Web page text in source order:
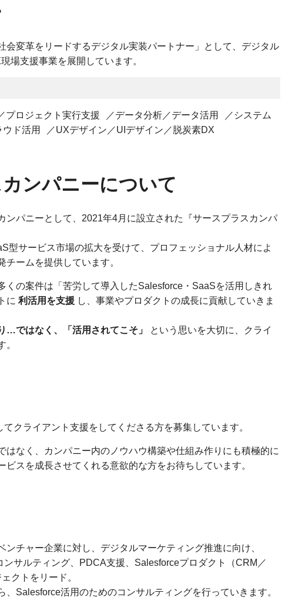
会変革をリードするデジタル実装パートナー」として、デジタル
場支援事業を展開しています。
プロジェクト実行支援 ／データ分析／データ活用 ／システム
ド活用 ／UXデザイン／UIデザイン／脱炭素DX
ンパニーについて
ンパニーとして、2021年4月に設立された『サースプラスカンパ
型サービス市場の拡大を受けて、プロフェッショナル人材によ
チームを提供しています。
くの案件は「苦労して導入したSalesforce・SaaSを活用しきれ
に 利活用を支援 し、事業やプロダクトの成長に貢献していきま
…ではなく、「活用されてこそ」
という思いを大切に、クライ
。
クライアント支援をしてくださる方を募集しています。
はなく、カンパニー内のノウハウ構築や仕組み作りにも積極的に
ビスを成長させてくれる意欲的な方をお待ちしています。
ンチャー企業に対し、デジタルマーケティング推進に向け、
サルティング、PDCA支援、Salesforceプロダクト（CRM／
クトをリード。
、Salesforce活用のためのコンサルティングを行っていきます。